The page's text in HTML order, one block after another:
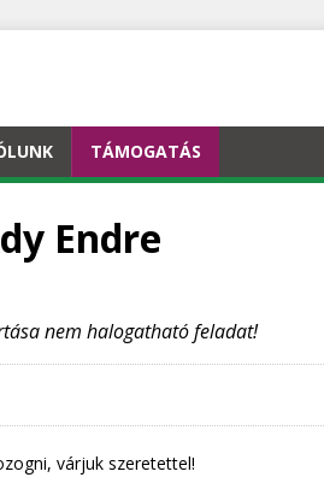
TÁMOGATÁS
Endre
nem halogatható feladat!
várjuk szeretettel!